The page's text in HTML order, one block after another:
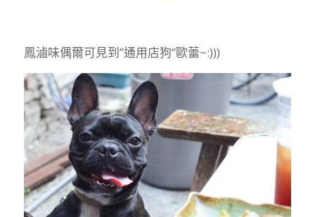
鳳滷味偶爾可見到”通用店狗”歐蕾~:)))